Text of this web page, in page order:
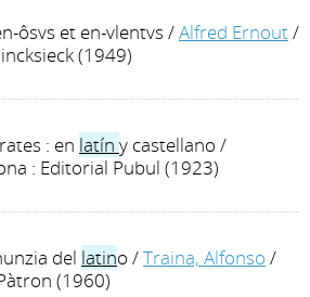
ôsvs et en-vlentvs /Alfred Ernout/
(1949)
: en latín y castellano /
: Editorial Pubul (1923)
del latino /Traina, Alfonso /
(1960)